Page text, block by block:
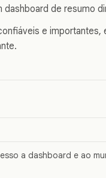
dashboard de resumo
e importantes,
a dashboard e ao